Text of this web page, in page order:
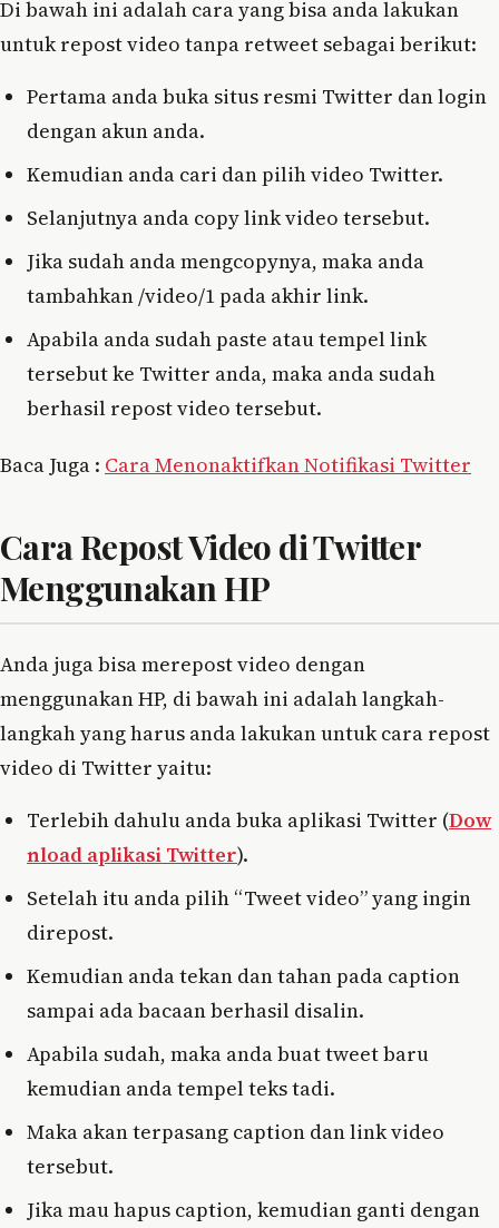
Di bawah ini adalah cara yang bisa anda lakukan
untuk repost video tanpa retweet sebagai berikut:
Pertama anda buka situs resmi Twitter dan login
dengan akun anda.
Kemudian anda cari dan pilih video Twitter.
Selanjutnya anda copy link video tersebut.
Jika sudah anda mengcopynya, maka anda
tambahkan /video/1 pada akhir link.
Apabila anda sudah paste atau tempel link
tersebut ke Twitter anda, maka anda sudah
berhasil repost video tersebut.
Baca Juga : Cara Menonaktifkan Notifikasi Twitter
Cara Repost Video di Twitter
Menggunakan HP
Anda juga bisa merepost video dengan
menggunakan HP, di bawah ini adalah langkah-
langkah yang harus anda lakukan untuk cara repost
video di Twitter yaitu:
Terlebih dahulu anda buka aplikasi Twitter (Dow
nload aplikasi Twitter).
Setelah itu anda pilih “Tweet video” yang ingin
direpost.
Kemudian anda tekan dan tahan pada caption
sampai ada bacaan berhasil disalin.
Apabila sudah, maka anda buat tweet baru
kemudian anda tempel teks tadi.
Maka akan terpasang caption dan link video
tersebut.
Jika mau hapus caption, kemudian ganti dengan